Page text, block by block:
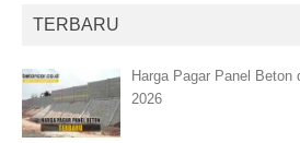
TERBARU
Harga Pagar Panel Beton
2026